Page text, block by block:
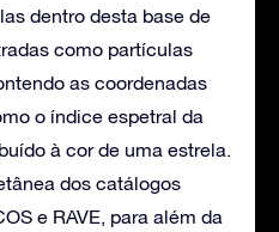
dentro desta base de
como partículas
as coordenadas
o índice espetral da
à cor de uma estrela.
dos catálogos
e RAVE, para além da